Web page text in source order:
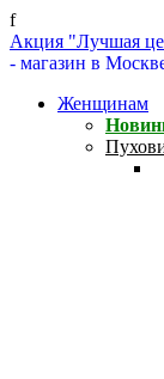
f
Акция "Лучшая
- магазин в
Женщинам